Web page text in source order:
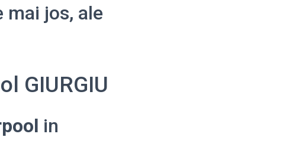
jos, ale
GIURGIU
in